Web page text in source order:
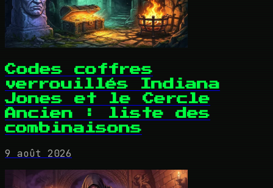
Codes coffres
verrouillés Indiana
Jones et le Cercle
Ancien : liste des
combinaisons
9 août 2026